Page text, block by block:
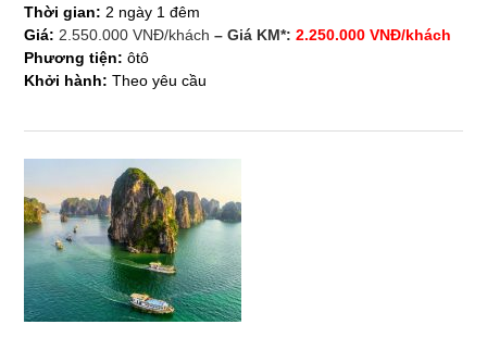
Thời gian:2 ngày 1 đêm
Giá: 2.550.000 VNĐ/khách – Giá KM*:2.250.000 VNĐ/khách
Phương tiện:ôtô
Khởi hành:Theo yêu cầu